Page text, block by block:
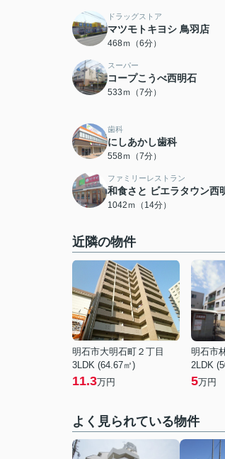
ドラッグストア
マツモトキヨシ 鳥羽店
468ｍ（6分）
スーパー
コープこうべ西明石
533ｍ（7分）
歯科
にしあかし歯科
558ｍ（7分）
ファミリーレストラン
和食さと ビエラタウン西
1042ｍ（14分）
近隣の物件
明石市大明石町２丁目
3LDK (64.67㎡)
11.3万円
明石市
2LDK
5万円
よく見られている物件